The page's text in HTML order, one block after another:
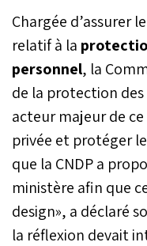
Chargée d’assurer
relatif à la
personnel, la
de la protection des
acteur majeur de
privée et protéger
que la CNDP a
ministère afin que
design», a déclaré
la réflexion devait